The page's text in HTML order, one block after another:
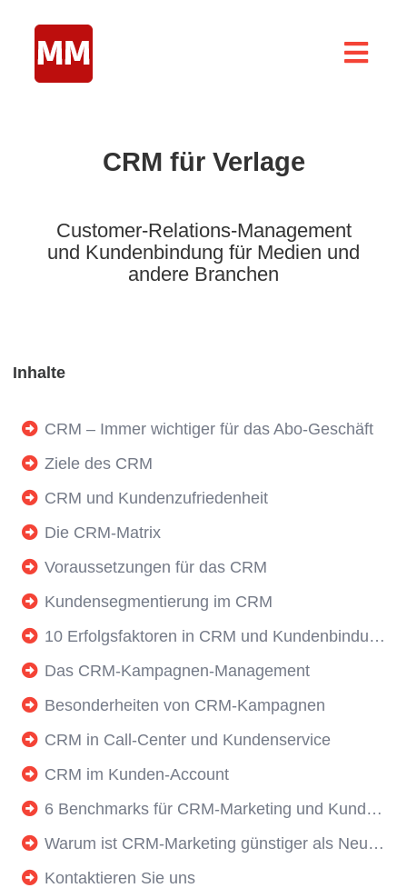
Inhalt
springen
Abo Special
About
CRM für Verlage
Customer-Relations-Management
und Kundenbindung für Medien und
andere Branchen
Inhalte
CRM – Immer wichtiger für das Abo-Geschäft
Ziele des CRM
CRM und Kundenzufriedenheit
Die CRM-Matrix
Voraussetzungen für das CRM
Kundensegmentierung im CRM
10 Erfolgsfaktoren in CRM und Kundenbindung
Das CRM-Kampagnen-Management
Besonderheiten von CRM-Kampagnen
CRM in Call-Center und Kundenservice
CRM im Kunden-Account
6 Benchmarks für CRM-Marketing und Kundenbindung
Warum ist CRM-Marketing günstiger als Neukunden-Abomarketing?
Kontaktieren Sie uns